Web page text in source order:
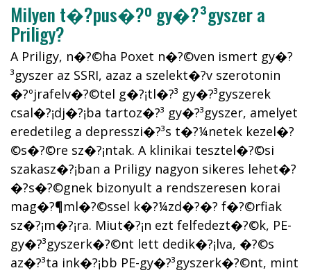
Milyen t�?­pus�?º gy�?³gyszer a
Priligy?
A Priligy, n�?©ha Poxet n�?©ven ismert gy�?
³gyszer az SSRI, azaz a szelekt�?­v szerotonin
�?ºjrafelv�?©tel g�?¡tl�?³ gy�?³gyszerek
csal�?¡dj�?¡ba tartoz�?³ gy�?³gyszer, amelyet
eredetileg a depresszi�?³s t�?¼netek kezel�?
©s�?©re sz�?¡ntak. A klinikai tesztel�?©si
szakasz�?¡ban a Priligy nagyon sikeres lehet�?
�?s�?©gnek bizonyult a rendszeresen korai
mag�?¶ml�?©ssel k�?¼zd�?�? f�?©rfiak
sz�?¡m�?¡ra. Miut�?¡n ezt felfedezt�?©k, PE-
gy�?³gyszerk�?©nt lett dedik�?¡lva, �?©s
az�?³ta ink�?¡bb PE-gy�?³gyszerk�?©nt, mint